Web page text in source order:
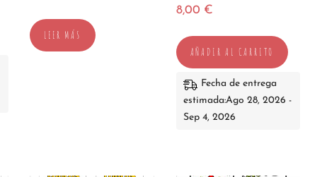
LEER MÁS
8,00 €
AÑADIR AL CARRITO
Fecha de entrega
estimada:Ago 28, 2026 -
Sep 4, 2026